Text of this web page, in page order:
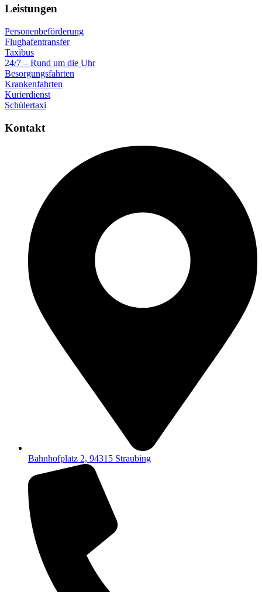
Leistungen
Personenbeförderung
Flughafentransfer
Taxibus
24/7 – Rund um die Uhr
Besorgungsfahrten
Krankenfahrten
Kurierdienst
Schülertaxi
Kontakt
Bahnhofplatz 2, 94315 Straubing